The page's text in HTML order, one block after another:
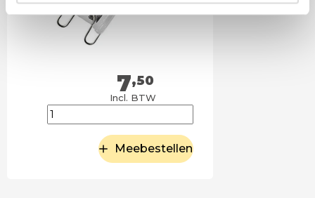
7,50
Incl. BTW
Meebestellen